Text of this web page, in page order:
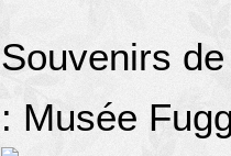
Souvenirs
: Musée